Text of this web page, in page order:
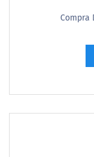
Compra